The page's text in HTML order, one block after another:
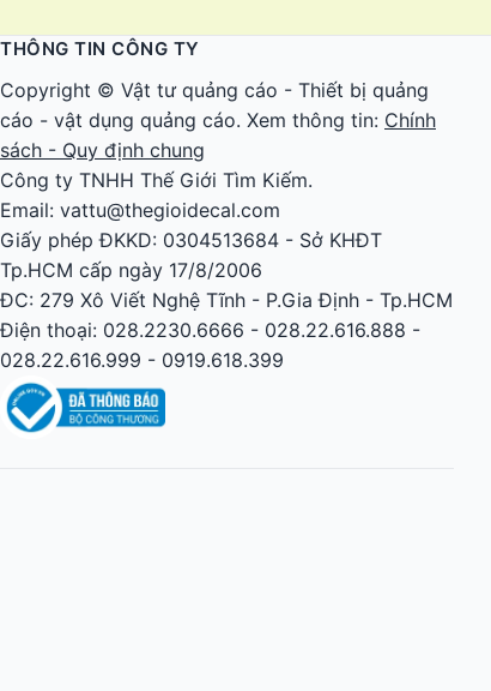
THÔNG TIN CÔNG TY
Copyright © Vật tư quảng cáo - Thiết bị quảng
cáo - vật dụng quảng cáo. Xem thông tin: Chính
sách - Quy định chung
Công ty TNHH Thế Giới Tìm Kiếm.
Email: vattu@thegioidecal.com
Giấy phép ĐKKD: 0304513684 - Sở KHĐT
Tp.HCM cấp ngày 17/8/2006
ĐC: 279 Xô Viết Nghệ Tĩnh - P.Gia Định - Tp.HCM
Điện thoại: 028.2230.6666 - 028.22.616.888 -
028.22.616.999 - 0919.618.399